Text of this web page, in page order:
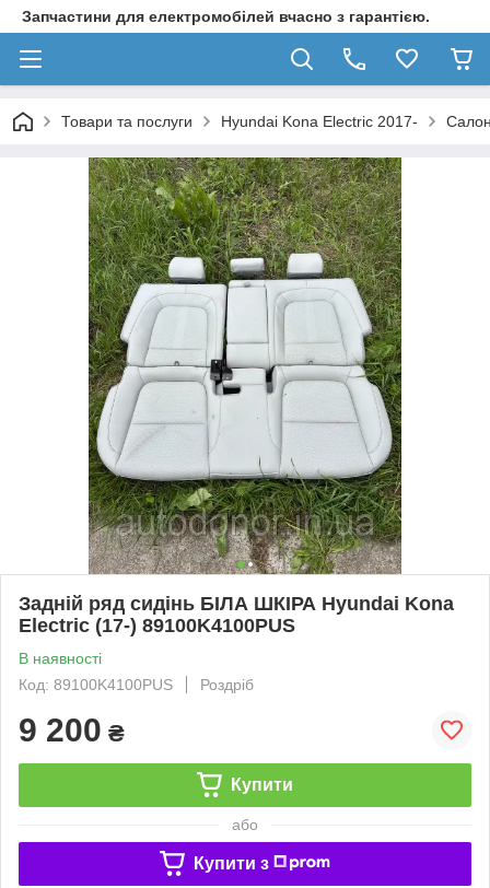
Запчастини для електромобілей вчасно з гарантією.
Товари та послуги Hyundai Kona Electric 2017-
Задній ряд сидінь БІЛА ШКІРА Hyundai Kona
Electric (17-) 89100K4100PUS
В наявності
Код: 89100K4100PUS
Роздріб
9 200 ₴
Купити
або
Купити з